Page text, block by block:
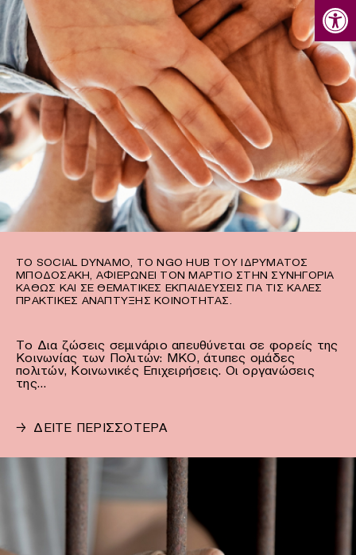
ΤΟ SOCIAL DYNAMO, ΤΟ NGO HUB ΤΟΥ ΙΔΡΎΜΑΤΟΣ
ΜΠΟΔΟΣΆΚΗ, ΑΦΙΕΡΏΝΕΙ ΤΟΝ ΜΆΡΤΙΟ ΣΤΗΝ ΣΥΝΗΓΟΡΊΑ
ΚΑΘΏΣ ΚΑΙ ΣΕ ΘΕΜΑΤΙΚΈΣ ΕΚΠΑΙΔΕΎΣΕΙΣ ΓΙΑ ΤΙΣ ΚΑΛΈΣ
ΠΡΑΚΤΙΚΈΣ ΑΝΆΠΤΥΞΗΣ ΚΟΙΝΌΤΗΤΑΣ.
Το Δια ζώσεις σεμινάριο απευθύνεται σε φορείς της
Κοινωνίας των Πολιτών: ΜΚΟ, άτυπες ομάδες
πολιτών, Κοινωνικές Επιχειρήσεις. Οι οργανώσεις
της…
→ ΔΕΙΤΕ ΠΕΡΙΣΣΟΤΕΡΑ